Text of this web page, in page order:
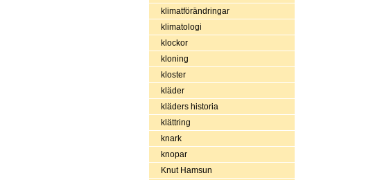
klimatförändringar
klimatologi
klockor
kloning
kloster
kläder
kläders historia
klättring
knark
knopar
Knut Hamsun